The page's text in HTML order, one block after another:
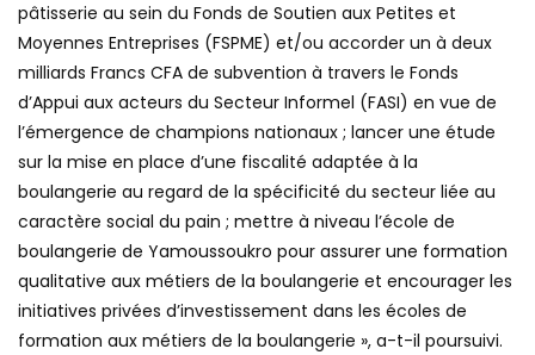
pâtisserie au sein du Fonds de Soutien aux Petites et
Moyennes Entreprises (FSPME) et/ou accorder un à deux
milliards Francs CFA de subvention à travers le Fonds
d’Appui aux acteurs du Secteur Informel (FASI) en vue de
l’émergence de champions nationaux ; lancer une étude
sur la mise en place d’une fiscalité adaptée à la
boulangerie au regard de la spécificité du secteur liée au
caractère social du pain ; mettre à niveau l’école de
boulangerie de Yamoussoukro pour assurer une formation
qualitative aux métiers de la boulangerie et encourager les
initiatives privées d’investissement dans les écoles de
formation aux métiers de la boulangerie », a-t-il poursuivi.